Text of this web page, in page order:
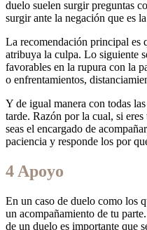
duelo suelen surgir preguntas
surgir ante la negación que es
La recomendación principal es
atribuya la culpa. Lo siguiente
favorables en la rupura con la
o enfrentamientos,
Y de igual manera con todas
tarde. Razón por la cual, si
seas el encargado de
paciencia y responde los por
4 Apoyo
En un caso de duelo como los
un acompañamiento de tu
de un duelo es importante que